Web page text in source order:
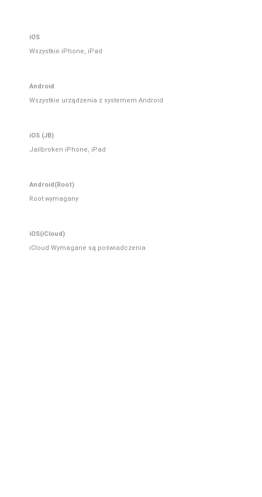
iOS
Wszystkie iPhone, iPad
Android
Wszystkie urządzenia z systemem Android
iOS (JB)
Jailbroken iPhone, iPad
Android(Root)
Root wymagany
iOS(iCloud)
iCloud Wymagane są poświadczenia